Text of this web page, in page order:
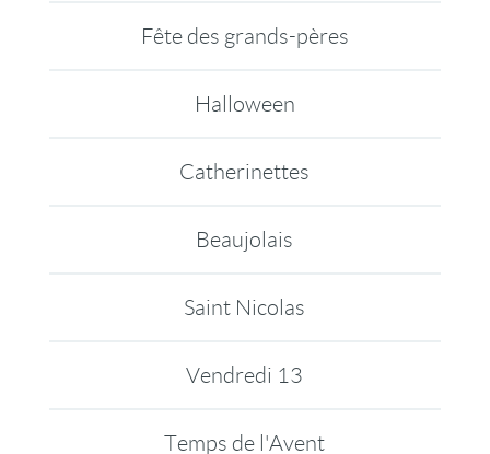
Fête des grands-pères
Halloween
Catherinettes
Beaujolais
Saint Nicolas
Vendredi 13
Temps de l'Avent